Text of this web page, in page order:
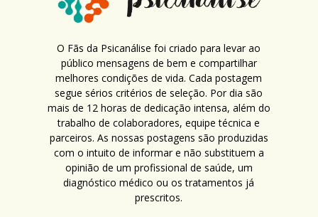
O Fãs da Psicanálise foi criado para levar ao
público mensagens de bem e compartilhar
melhores condições de vida. Cada postagem
segue sérios critérios de seleção. Por dia são
mais de 12 horas de dedicação intensa, além do
trabalho de colaboradores, equipe técnica e
parceiros. As nossas postagens são produzidas
com o intuito de informar e não substituem a
opinião de um profissional de saúde, um
diagnóstico médico ou os tratamentos já
prescritos.